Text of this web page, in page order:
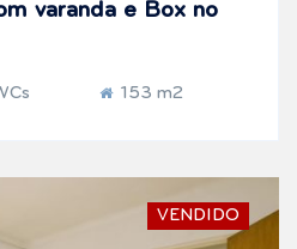
varanda e Box no
153 m2
VENDIDO